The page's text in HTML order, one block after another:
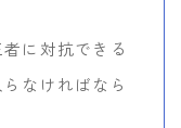
に対抗できる
なければなら